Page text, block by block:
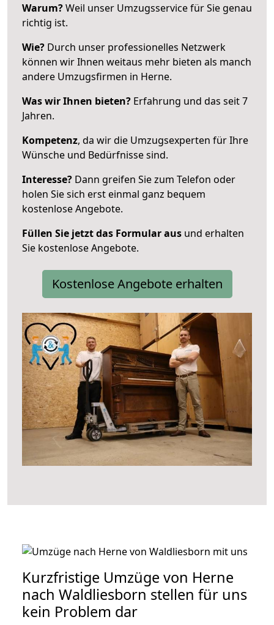
Warum?Weil unser Umzugsservice für Sie genau
richtig ist.
Wie? Durch unser professionelles Netzwerk
können wir Ihnen weitaus mehr bieten als manch
andere Umzugsfirmen in Herne.
Was wir Ihnen bieten? Erfahrung und das seit 7
Jahren.
Kompetenz, da wir die Umzugsexperten für Ihre
Wünsche und Bedürfnisse sind.
Interesse? Dann greifen Sie zum Telefon oder
holen Sie sich erst einmal ganz bequem
kostenlose Angebote.
Füllen Sie jetzt das Formular aus und erhalten
Sie kostenlose Angebote.
Kostenlose Angebote erhalten
Kurzfristige Umzüge von Herne
nach Waldliesborn stellen für uns
kein Problem dar